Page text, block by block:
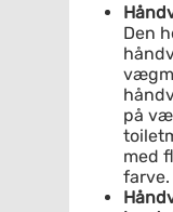
Den
på
med
farve.